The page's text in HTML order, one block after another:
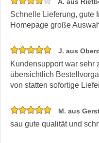
Schnelle Lieferung, gute
Homepage große
J. aus
Kundensupport war sehr
übersichtlich
von statten sofortige
M. aus
sau gute qualität und